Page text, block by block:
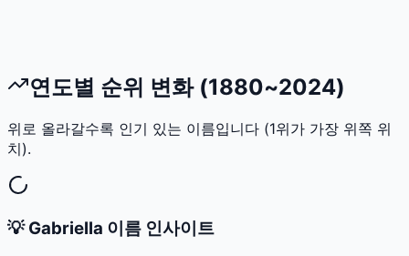
연도별 순위 변화 (1880~2024)
위로 올라갈수록 인기 있는 이름입니다 (1위가 가장 위쪽 위
치).
💡Gabriella 이름 인사이트